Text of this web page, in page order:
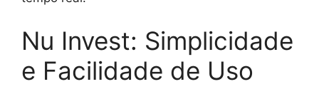
Nu Invest: Simplicidade
e Facilidade de Uso